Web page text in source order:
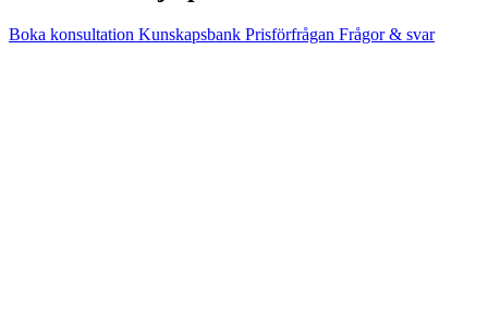
Boka konsultation Kunskapsbank Prisförfrågan Frågor & svar